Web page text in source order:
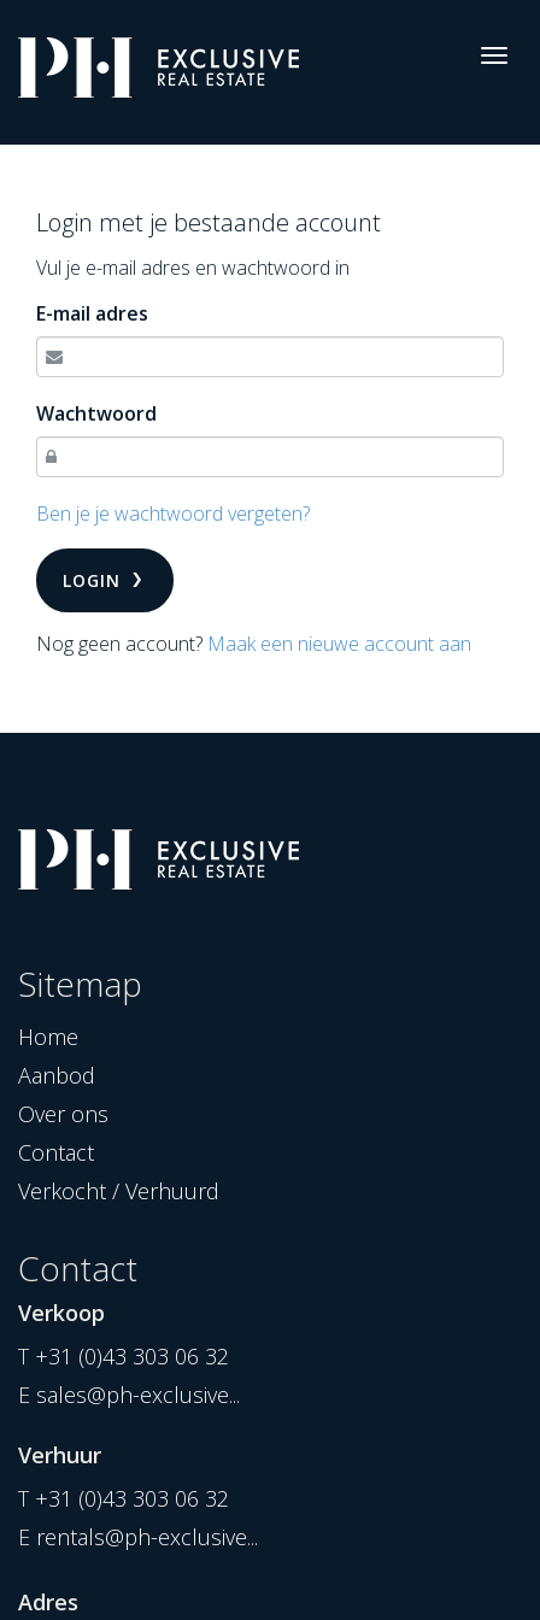
Inloggen
Pro-
Housing
Login met je bestaande account
Vul je e-mail adres en wachtwoord in
E-mail adres
Wachtwoord
Ben je je wachtwoord vergeten?
LOGIN
Nog geen account? Maak een nieuwe account aan
Sitemap
Home
Aanbod
Over ons
Contact
Verkocht / Verhuurd
Contact
Verkoop
T +31 (0)43 303 06 32
E sales@ph-exclusive...
Verhuur
T +31 (0)43 303 06 32
E rentals@ph-exclusive...
Adres